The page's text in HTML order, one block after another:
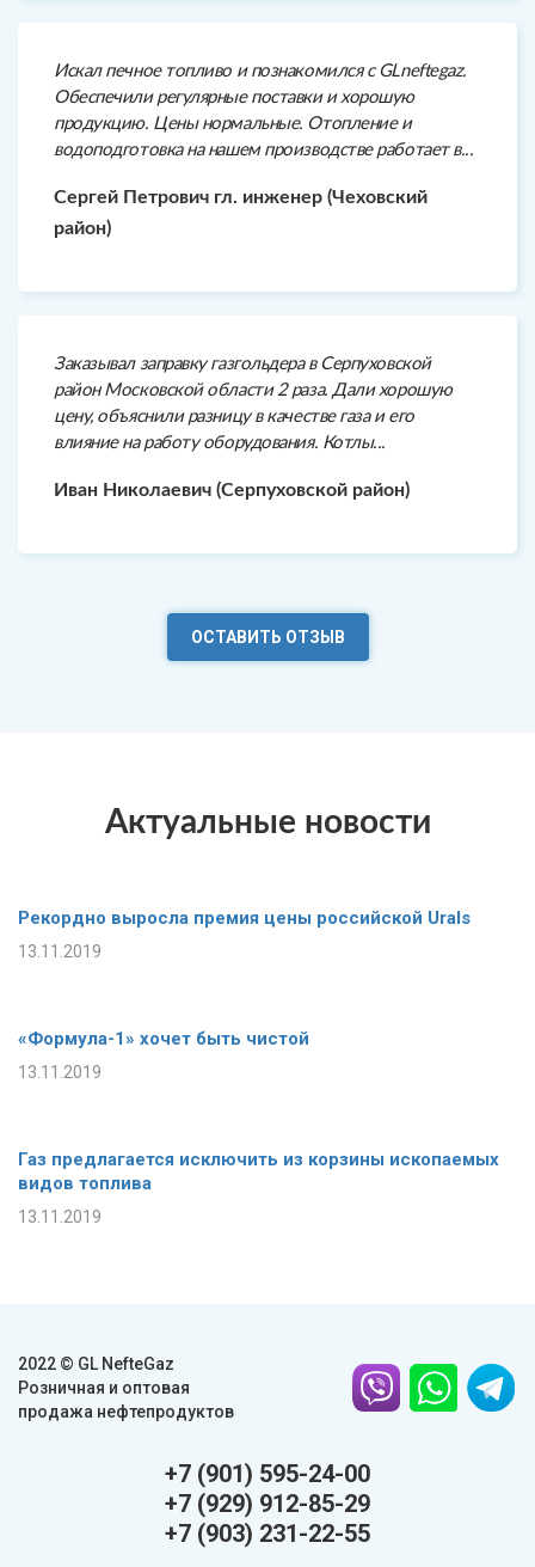
Искал печное топливо и познакомился с GLneftegaz.
Обеспечили регулярные поставки и хорошую
продукцию. Цены нормальные. Отопление и
водоподготовка на нашем производстве работает в...
Сергей Петрович гл. инженер (Чеховский
район)
Заказывал заправку газгольдера в Серпуховской
район Московской области 2 раза. Дали хорошую
цену, объяснили разницу в качестве газа и его
влияние на работу оборудования. Котлы...
Иван Николаевич (Серпуховской район)
ОСТАВИТЬ ОТЗЫВ
Актуальные новости
Рекордно выросла премия цены российской Urals
13.11.2019
«Формула-1» хочет быть чистой
13.11.2019
Газ предлагается исключить из корзины ископаемых
видов топлива
13.11.2019
2022 © GL NefteGaz
Розничная и оптовая
продажа нефтепродуктов
+7 (901) 595-24-00
+7 (929) 912-85-29
+7 (903) 231-22-55